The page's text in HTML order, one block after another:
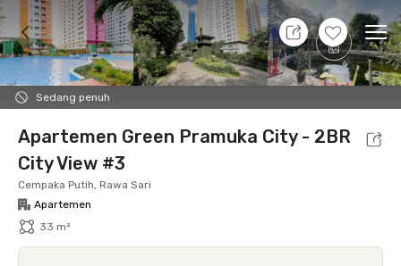
+15
Sedang penuh
9 Agt 26 - Belum tahu
Foto Fasilitas bersama Lokasi Aturan
Apartemen Green Pramuka City - 2BR
City View #3
Cempaka Putih, Rawa Sari
Apartemen
33 m²